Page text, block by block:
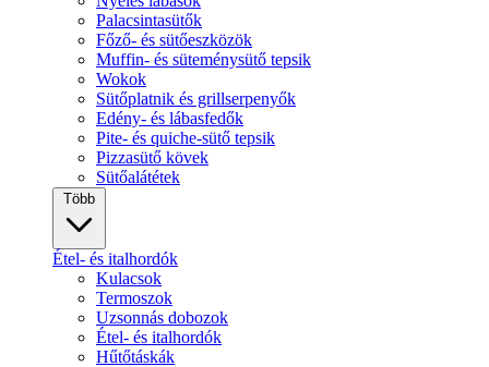
Palacsintasütők
Főző- és sütőeszközök
Muffin- és süteménysütő tepsik
Wokok
Sütőplatnik és grillserpenyők
Edény- és lábasfedők
Pite- és quiche-sütő tepsik
Pizzasütő kövek
Sütőalátétek
Étel- és italhordók
Kulacsok
Termoszok
Uzsonnás dobozok
Étel- és italhordók
Hűtőtáskák